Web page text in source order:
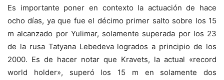
Es importante poner en contexto la actuación de hace
ocho días, ya que fue el décimo primer salto sobre los 15
m alcanzado por Yulimar, solamente superada por los 23
de la rusa Tatyana Lebedeva logrados a principio de los
2000. Es de hacer notar que Kravets, la actual «record
world holder», superó los 15 m en solamente dos